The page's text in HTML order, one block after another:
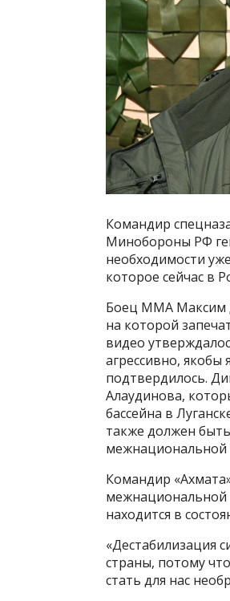
Командир
Минобороны РФ
необходимости
которое сейчас в
Боец ММА Максим
на которой
видео
агрессивно,
подтвердилось.
Алаудинова,
бассейна в
также должен
межнациональной
Командир
межнациональной
находится в
«Дестабилизация
страны, потому
стать для нас